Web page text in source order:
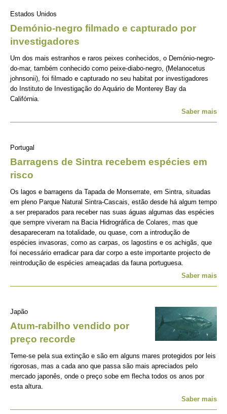
Estados Unidos
Demónio-negro filmado e capturado por
investigadores
Um dos mais estranhos e raros peixes conhecidos, o Demónio-negro-
do-mar, também conhecido como peixe-diabo-negro, (Melanocetus
johnsonii), foi filmado e capturado no seu habitat por investigadores
do Instituto de Investigação do Aquário de Monterey Bay da
Califórnia.
Saber mais
Portugal
Barragens de Sintra recebem espécies em
risco
Os lagos e barragens da Tapada de Monserrate, em Sintra, situadas
em pleno Parque Natural Sintra-Cascais, estão desde há algum tempo
a ser preparados para receber nas suas águas algumas das espécies
que sempre viveram na Bacia Hidrográfica de Colares, mas que
desapareceram na totalidade, ou quase, com a introdução de
espécies invasoras, como as carpas, os lagostins e os achigãs, que
foi necessário erradicar para dar corpo a este importante projecto de
reintrodução de espécies ameaçadas da fauna portuguesa.
Saber mais
Japão
Atum-rabilho vendido por
preço recorde
Teme-se pela sua extinção e são em alguns mares protegidos por leis
rigorosas, mas a cada ano que passa são mais apreciados pelo
mercado japonês, onde o preço sobe em flecha todos os anos por
esta altura.
Saber mais